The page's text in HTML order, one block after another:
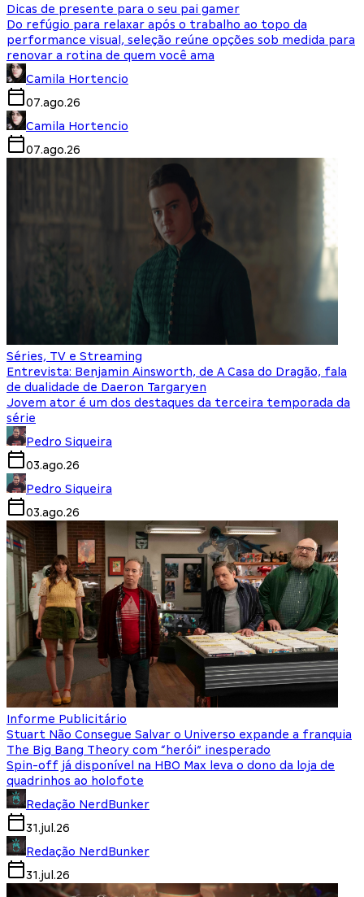
Dicas de presente para o seu pai gamer
Do refúgio para relaxar após o trabalho ao topo da
performance visual, seleção reúne opções sob medida para
renovar a rotina de quem você ama
Camila Hortencio
07.ago.26
Camila Hortencio
07.ago.26
Séries, TV e Streaming
Entrevista: Benjamin Ainsworth, de A Casa do Dragão, fala
de dualidade de Daeron Targaryen
Jovem ator é um dos destaques da terceira temporada da
série
Pedro Siqueira
03.ago.26
Pedro Siqueira
03.ago.26
Informe Publicitário
Stuart Não Consegue Salvar o Universo expande a franquia
The Big Bang Theory com “herói” inesperado
Spin-off já disponível na HBO Max leva o dono da loja de
quadrinhos ao holofote
Redação NerdBunker
31.jul.26
Redação NerdBunker
31.jul.26